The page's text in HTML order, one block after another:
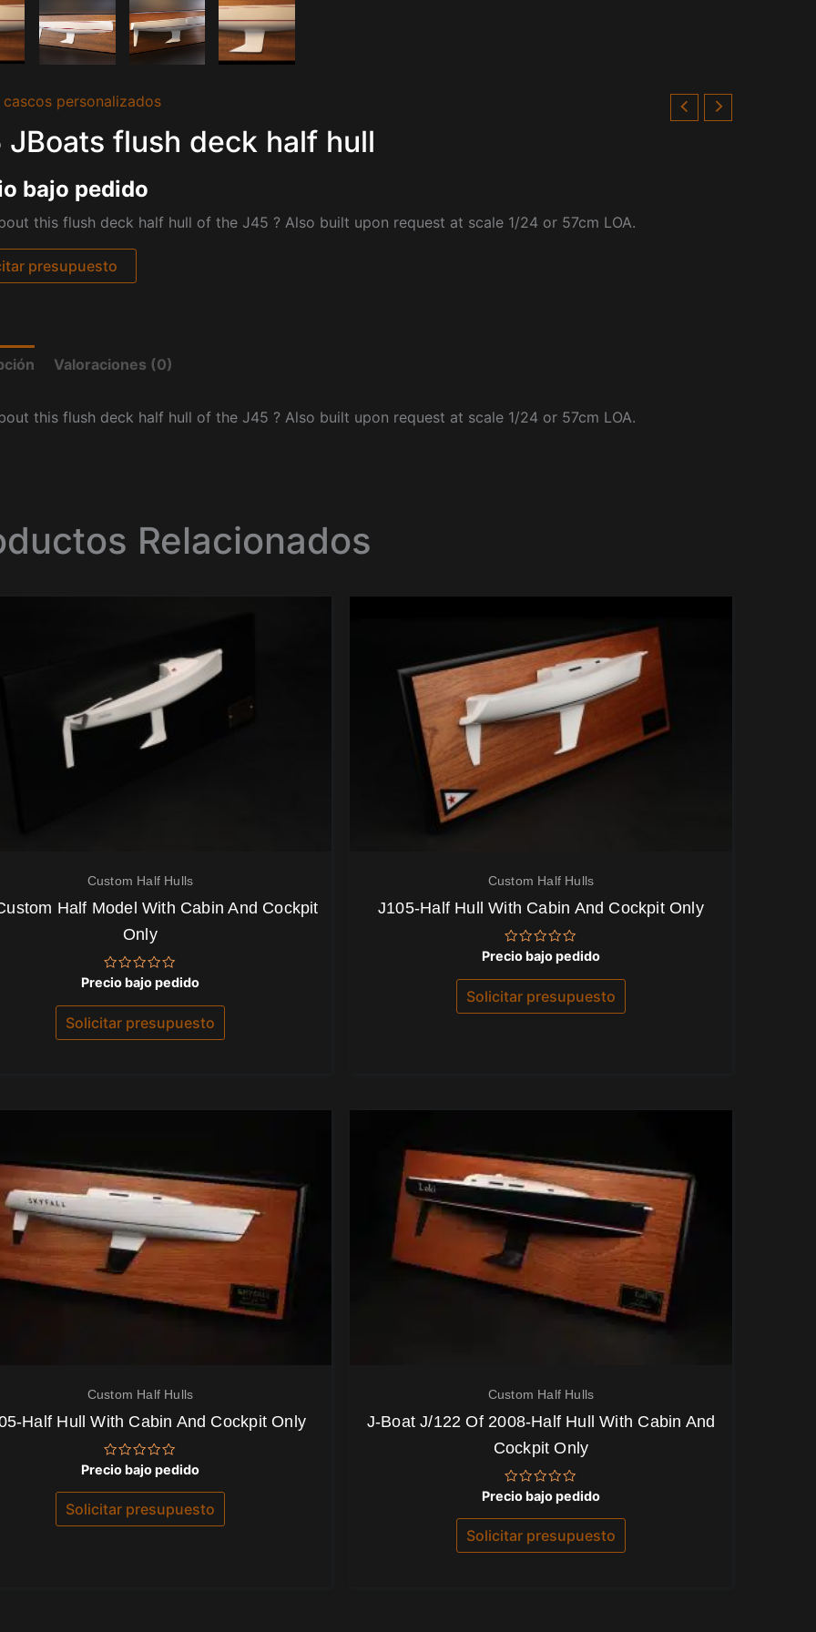
personalizados
JBoats flush deck half hull
bajo pedido
this flush deck half hull of the J45 ? Also built upon request at scale 1/24 or 57cm LOA.
presupuesto
Valoraciones (0)
this flush deck half hull of the J45 ? Also built upon request at scale 1/24 or 57cm LOA.
Relacionados
Custom Half Hulls
Half Model With Cabin And Cockpit
Only
Valorado
con
0
de
5
Precio bajo pedido
Solicitar presupuesto
Custom Half Hulls
J105-Half Hull With Cabin And Cockpit Only
Valorado
con
0
de
5
Precio bajo pedido
Solicitar presupuesto
Custom Half Hulls
Half Hull With Cabin And Cockpit Only
Valorado
con
0
de
5
Precio bajo pedido
Solicitar presupuesto
Custom Half Hulls
J-Boat J/122 Of 2008-Half Hull With Cabin And
Cockpit Only
Valorado
con
0
de
5
Precio bajo pedido
Solicitar presupuesto